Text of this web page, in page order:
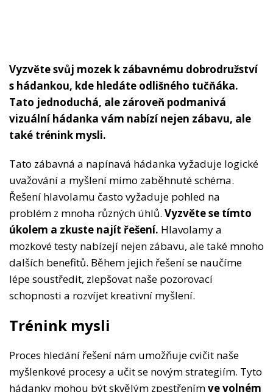
Vyzvěte svůj mozek k zábavnému dobrodružství
s hádankou, kde hledáte odlišného tučňáka.
Tato jednoduchá, ale zároveň podmanivá
vizuální hádanka vám nabízí nejen zábavu, ale
také trénink mysli.
Tato zábavná a napínavá hádanka vyžaduje logické
uvažování a myšlení mimo zaběhnuté schéma.
Řešení hlavolamu často vyžaduje pohled na
problém z mnoha různých úhlů. Vyzvěte se tímto
úkolem a zkuste najít řešení. Hlavolamy a
mozkové testy nabízejí nejen zábavu, ale také mnoho
dalších benefitů. Během jejich řešení se naučíme
lépe soustředit, zlepšovat naše pozorovací
schopnosti a rozvíjet kreativní myšlení.
Trénink mysli
Proces hledání řešení nám umožňuje cvičit naše
myšlenkové procesy a učit se novým strategiím. Tyto
hádanky mohou být skvělým zpestřenímve volném